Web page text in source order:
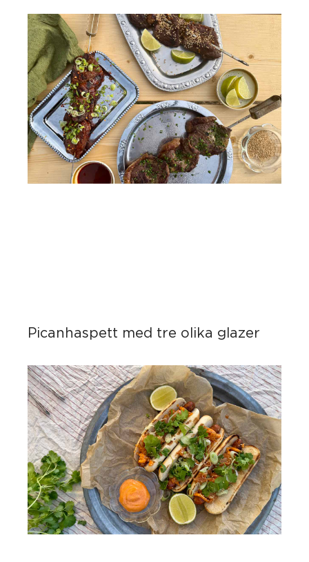
Picanhaspett med tre olika glazer